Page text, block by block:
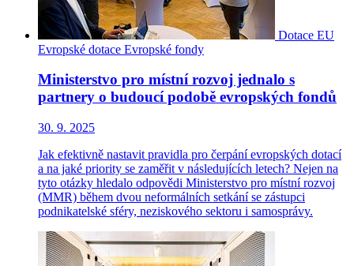
Dotace EU
Evropské dotace Evropské fondy
Ministerstvo pro místní rozvoj jednalo s
partnery o budoucí podobě evropských fondů
30. 9. 2025
Jak efektivně nastavit pravidla pro čerpání evropských dotací
a na jaké priority se zaměřit v následujících letech? Nejen na
tyto otázky hledalo odpovědi Ministerstvo pro místní rozvoj
(MMR) během dvou neformálních setkání se zástupci
podnikatelské sféry, neziskového sektoru i samosprávy.